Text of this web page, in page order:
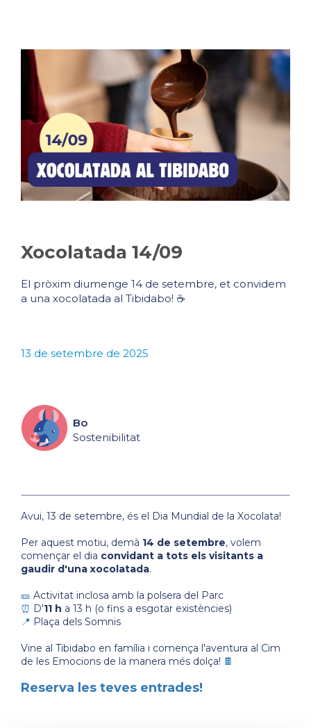
Xocolatada 14/09
El pròxim diumenge 14 de setembre, et convidem
a una xocolatada al Tibidabo! ☕
13 de setembre de 2025
Bo
Sostenibilitat
Avui, 13 de setembre, és el Dia Mundial de la Xocolata!
Per aquest motiu, demà 14 de setembre, volem
començar el dia convidant a tots els visitants a
gaudir d'una xocolatada.
🎫 Activitat inclosa amb la polsera del Parc
⏰ D'11 h a 13 h (o fins a esgotar existències)
📍 Plaça dels Somnis
Vine al Tibidabo en família i comença l'aventura al Cim
de les Emocions de la manera més dolça! 🍫
Reserva les teves entrades!